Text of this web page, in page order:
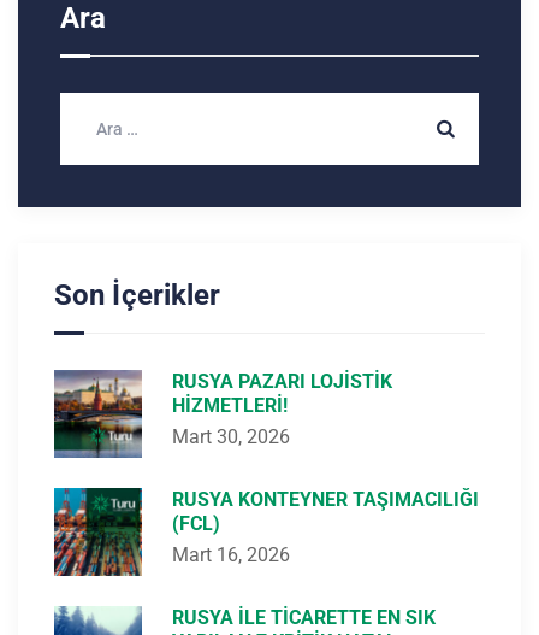
Ara
Son İçerikler
RUSYA PAZARI LOJISTIK
HIZMETLERI!
Mart 30, 2026
RUSYA KONTEYNER TAŞIMACILIĞI
(FCL)
Mart 16, 2026
RUSYA ILE TICARETTE EN SIK